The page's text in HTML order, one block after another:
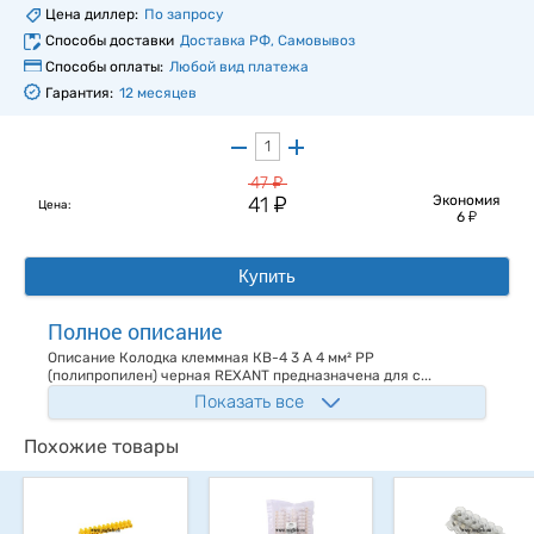
Цена диллер: По запросу
Способы доставки Доставка РФ, Самовывоз
Способы оплаты: Любой вид платежа
Гарантия: 12 месяцев
Цена:
47у
41 у
Экономия
6 у
Купить
Полное описание
Описание Колодка клеммная КВ-4 3 А 4 мм² PP
(полипропилен) черная REXANT предназначена для с...
Показать все
Похожие товары